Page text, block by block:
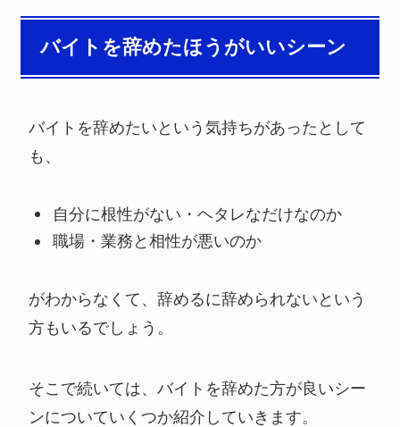
バイトを辞めたほうがいいシーン
バイトを辞めたいという気持ちがあったとして
も、
自分に根性がない・ヘタレなだけなのか
職場・業務と相性が悪いのか
がわからなくて、辞めるに辞められないという
方もいるでしょう。
そこで続いては、バイトを辞めた方が良いシー
ンについていくつか紹介していきます。